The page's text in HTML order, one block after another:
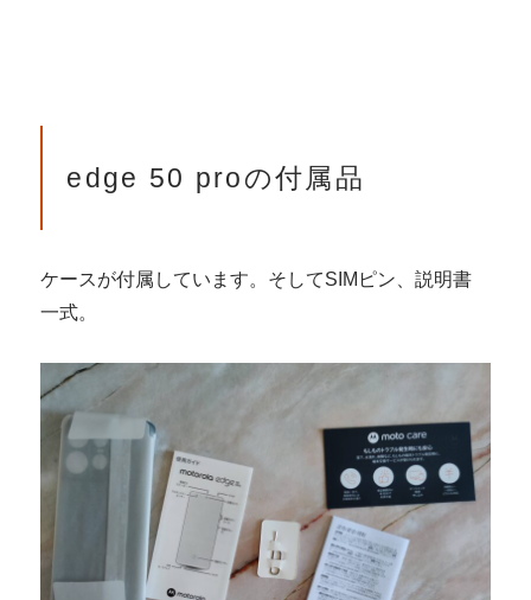
edge 50 proの付属品
ケースが付属しています。そしてSIMピン、説明書
一式。